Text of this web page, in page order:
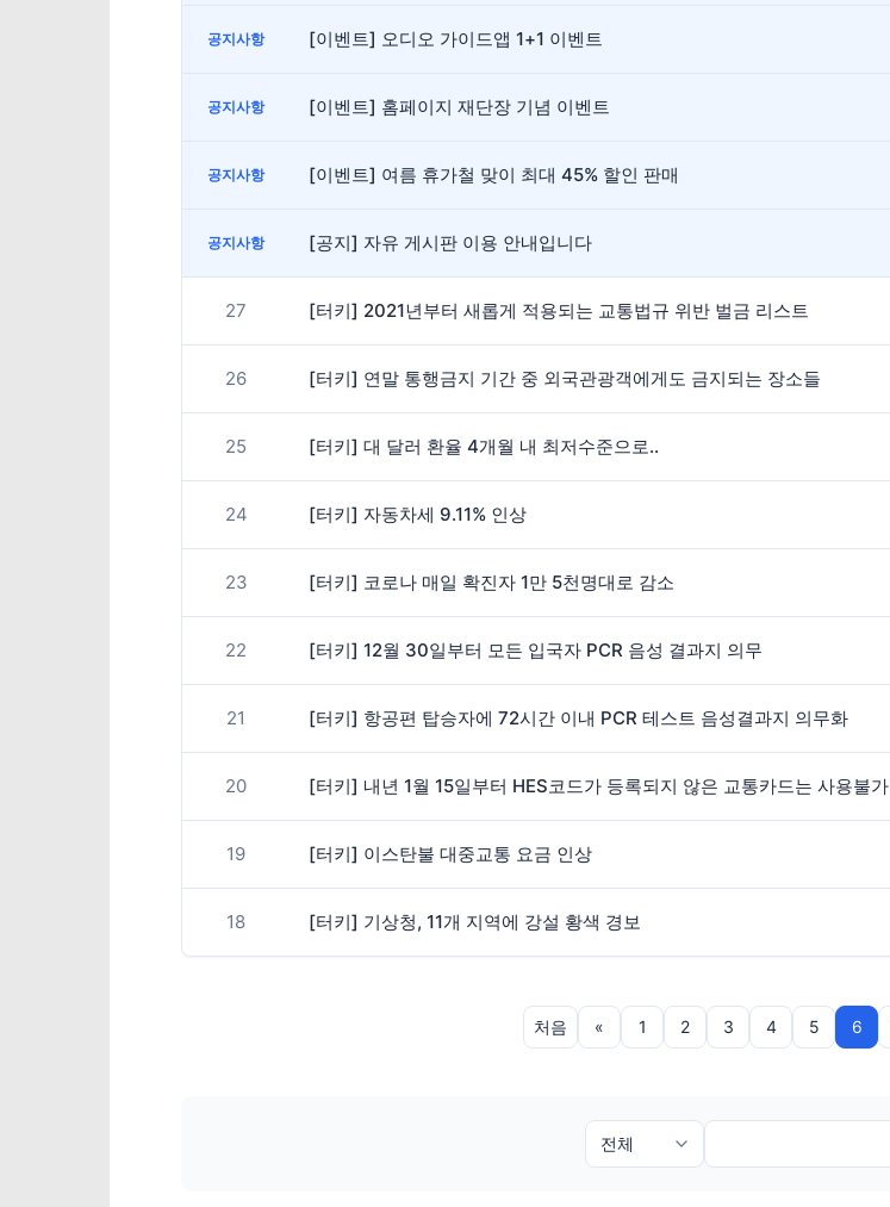
공지사항 [이벤트] 오디오 가이드앱 1+1 이벤트
공지사항 [이벤트] 홈페이지 재단장 기념 이벤트
공지사항 [이벤트] 여름 휴가철 맞이 최대 45% 할인 판매
공지사항 [공지] 자유 게시판 이용 안내입니다
27 [터키] 2021년부터 새롭게 적용되는 교통법규 위반 벌금 리스트
26 [터키] 연말 통행금지 기간 중 외국관광객에게도 금지되는 장소들
25 [터키] 대 달러 환율 4개월 내 최저수준으로..
24 [터키] 자동차세 9.11% 인상
23 [터키] 코로나 매일 확진자 1만 5천명대로 감소
22 [터키] 12월 30일부터 모든 입국자 PCR 음성 결과지 의무
21 [터키] 항공편 탑승자에 72시간 이내 PCR 테스트 음성결과지 의무화
20 [터키] 내년 1월 15일부터 HES코드가 등록되지 않은 교통카드는 사용불가
19 [터키] 이스탄불 대중교통 요금 인상
18 [터키] 기상청, 11개 지역에 강설 황색 경보
처음 « 1 2 3 4 5 6